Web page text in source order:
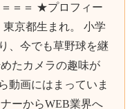
＝＝ ★プロフィー
京都生まれ。 小学
、今でも草野球を継
たカメラの趣味が
動画にはまっていま
ーからWEB業界へ